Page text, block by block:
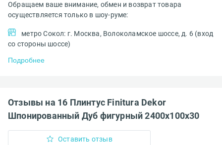
Обращаем ваше внимание, обмен и возврат товара
осуществляется только в шоу-руме:
метро Сокол: г. Москва, Волоколамское шоссе, д. 6 (вход
со стороны шоссе)
Подробнее
Отзывы на 16 Плинтус Finitura Dekor
Шпонированный Дуб фигурный 2400x100x30
Оставить отзыв